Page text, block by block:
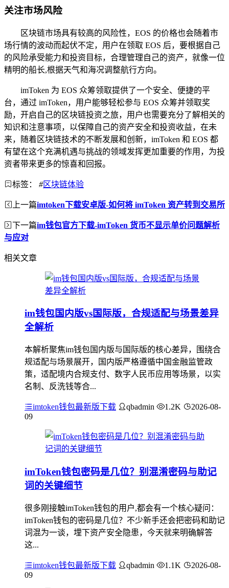
关注市场风险
区块链市场具有较高的风险性，EOS 的价格也会随着市
场行情的波动而起伏不定，用户在领取 EOS 后，要根据自己
的风险承受能力和投资目标，合理管理自己的资产，就像一位
精明的船长,根据天气和海况调整航行方向。
imToken 为 EOS 众筹领取提供了一个安全、便捷的平
台，通过 imToken，用户能够轻松参与 EOS 众筹并领取奖
励，开启自己的区块链投资之旅，用户也需要充分了解相关的
知识和注意事项，以保障自己的资产安全和投资收益，在未
来，随着区块链技术的不断发展和创新，imToken 和 EOS 都
有望在这个充满机遇与挑战的领域发挥更加重要的作用，为投
资者带来更多的惊喜和回报。
标签： #区块链体验
上一篇imtoken下载安卓版-如何将 imToken 资产转到交易所
下一篇im钱包官方下载-imToken 货币不显示单价问题解析
与应对
相关文章
im钱包国内版vs国际版，合规适配与场景差异
全解析
本解析聚焦im钱包国内版与国际版的核心差异，围绕合
规适配与场景展开，国内版严格遵循中国金融监管政
策，适配境内合规支付、数字人民币应用等场景，以实
名制、反洗钱等合...
imtoken钱包最新版下载 qbadmin 1.2K
2026-08-
09
imToken钱包密码是几位？别混淆密码与助记
词的关键细节
很多刚接触imToken钱包的用户,都会有一个核心疑问：
imToken钱包的密码是几位？不少新手还会把密码和助记
词混为一谈，埋下资产安全隐患，今天就来明确解答
这...
imtoken钱包最新版下载 qbadmin 1.1K
2026-08-
09